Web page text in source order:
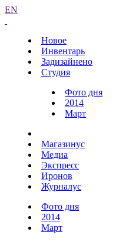
EN
Новое
Инвентарь
Задизайнено
Студия
Фото дня
2014
Март
Магазинус
Медиа
Экспресс
Иронов
Журналус
Фото дня
2014
Март